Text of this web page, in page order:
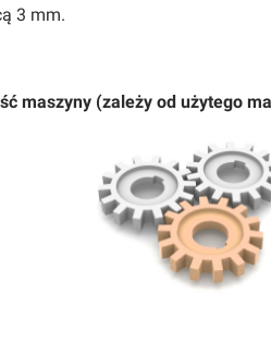
3 mm.
maszyny (zależy od użytego